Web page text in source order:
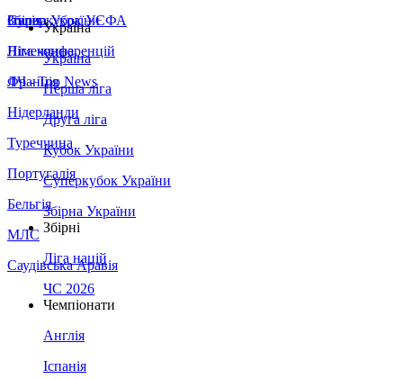
Збірна України
Італія
Німеччина
Франція
Нідерланди
Туреччина
Португалія
Бельгія
МЛС
Саудівська Аравія
Суперкубок УЄФА
Ліга конференцій
ЛЧ - Top News
Україна
Україна
Перша ліга
Друга ліга
Кубок України
Суперкубок України
Збірна України
Збірні
Ліга націй
ЧС 2026
Чемпіонати
Англія
Іспанія